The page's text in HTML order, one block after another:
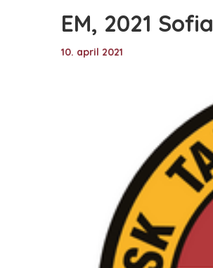
EM, 2021 Sofia
10. april 2021